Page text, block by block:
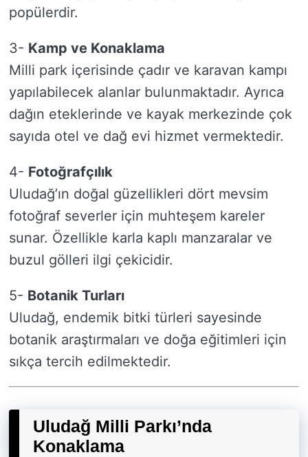
popülerdir.
3- Kamp ve Konaklama
Milli park içerisinde çadır ve karavan kampı
yapılabilecek alanlar bulunmaktadır. Ayrıca
dağın eteklerinde ve kayak merkezinde çok
sayıda otel ve dağ evi hizmet vermektedir.
4- Fotoğrafçılık
Uludağ’ın doğal güzellikleri dört mevsim
fotoğraf severler için muhteşem kareler
sunar. Özellikle karla kaplı manzaralar ve
buzul gölleri ilgi çekicidir.
5- Botanik Turları
Uludağ, endemik bitki türleri sayesinde
botanik araştırmaları ve doğa eğitimleri için
sıkça tercih edilmektedir.
Uludağ Milli Parkı’nda
Konaklama